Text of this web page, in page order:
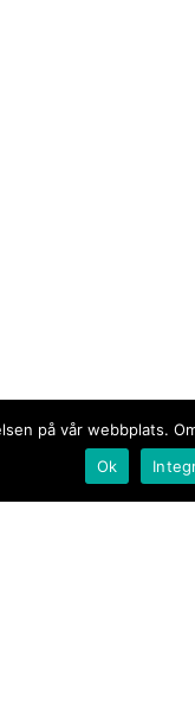
på vår webbplats.
Ok